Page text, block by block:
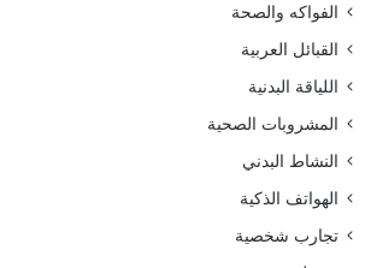
الفواكه والصحة
القبائل العربية
اللياقة البدنية
المشروبات الصحية
النشاط البدني
الهواتف الذكية
تجارب شخصية